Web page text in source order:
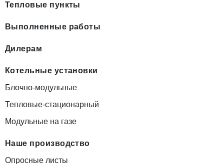
Тепловые пункты
Выполненные работы
Дилерам
Котельные установки
Блочно-модульные
Тепловые-стационарный
Модульные на газе
Наше производство
Опросные листы